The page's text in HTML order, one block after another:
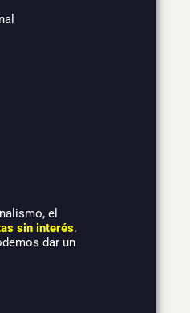
el
sin interés.
dar un